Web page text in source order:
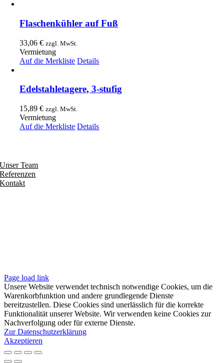
Flaschenkühler auf Fuß
33,06€ zzgl. MwSt.
Vermietung
Auf die Merkliste Details
Edelstahletagere, 3-stufig
15,89€ zzgl. MwSt.
Vermietung
Auf die Merkliste Details
Unser Team
Referenzen
Kontakt
Page load link
Unsere Website verwendet technisch notwendige Cookies, um die
Warenkorbfunktion und andere grundlegende Dienste
bereitzustellen. Diese Cookies sind unerlässlich für die korrekte
Funktionalität unserer Website. Wir verwenden keine Cookies zur
Nachverfolgung oder für externe Dienste.
Zur Datenschutzerklärung
Akzeptieren